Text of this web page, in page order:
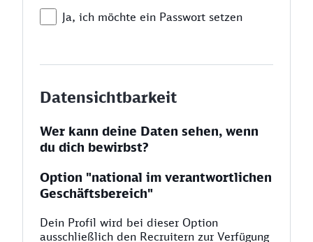
Ja, ich möchte ein Passwort setzen
Datensichtbarkeit
Wer kann deine Daten sehen, wenn
du dich bewirbst?
Option "national im verantwortlichen
Geschäftsbereich"
Dein Profil wird bei dieser Option
ausschließlich den Recruitern zur Verfügung